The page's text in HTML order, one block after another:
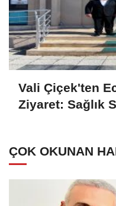
Vali Çiçek'ten
Ziyaret: Sağlık
ÇOK OKUNAN